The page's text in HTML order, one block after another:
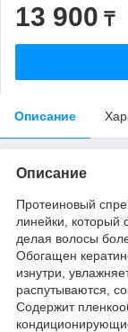
13 900 ₸
Описание
Описание
Протеиновый
линейки, который
делая волосы
Обогащен
изнутри,
распутываются,
Содержит